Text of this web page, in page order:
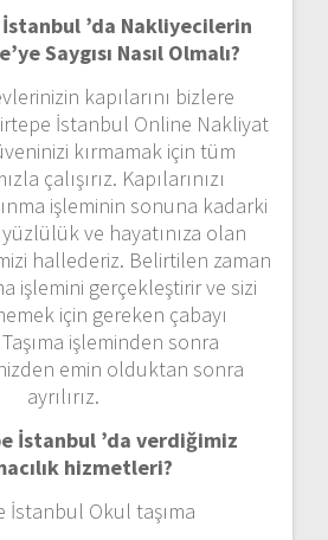
’da Nakliyecilerin
Saygısı Nasıl Olmalı?
kapılarını bizlere
İstanbul Online Nakliyat
kırmamak için tüm
çalışırız. Kapılarınızı
işleminin sonuna kadarki
ve hayatınıza olan
hallederiz. Belirtilen zaman
işlemini gerçekleştirir ve sizi
için gereken çabayı
işleminden sonra
emin olduktan sonra
ayrılırız.
İstanbul ’da verdiğimiz
hizmetleri?
İstanbul Okul taşıma